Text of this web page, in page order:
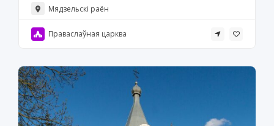
Мядзельскі раён
Праваслаўная царква